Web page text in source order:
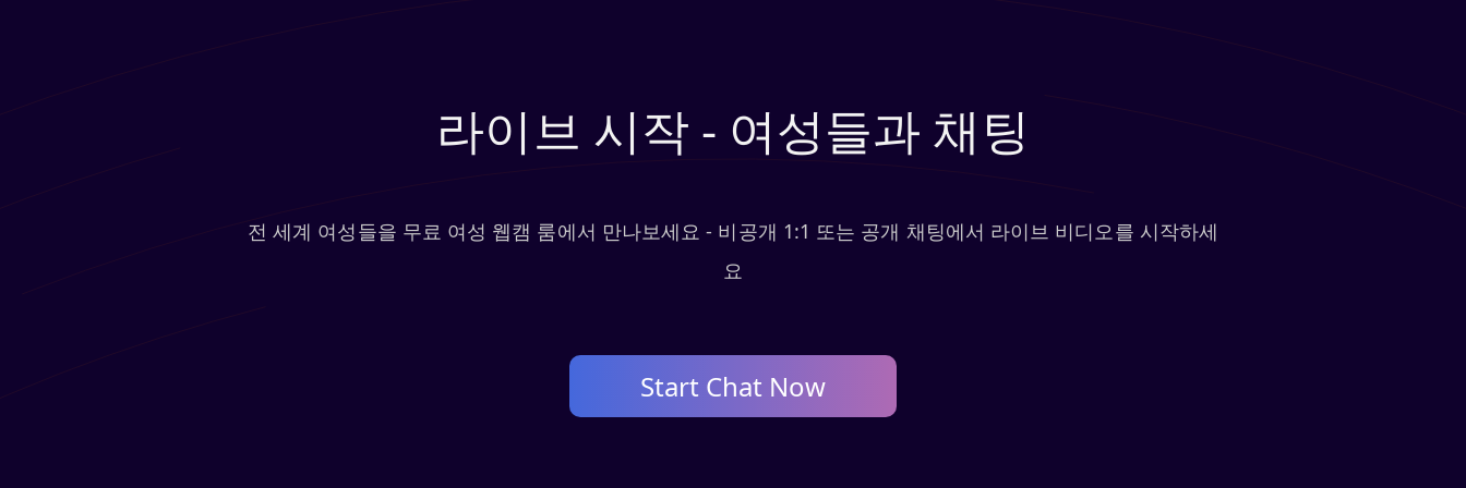
라이브 시작 - 여성들과 채팅
전 세계 여성들을 무료 여성 웹캠 룸에서 만나보세요 - 비공개 1:1 또는 공개 채팅에서 라이브 비디오를 시작하세
요
Start Chat Now